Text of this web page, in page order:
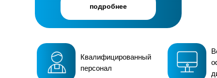
подробнее
Квалифицированный
персонал